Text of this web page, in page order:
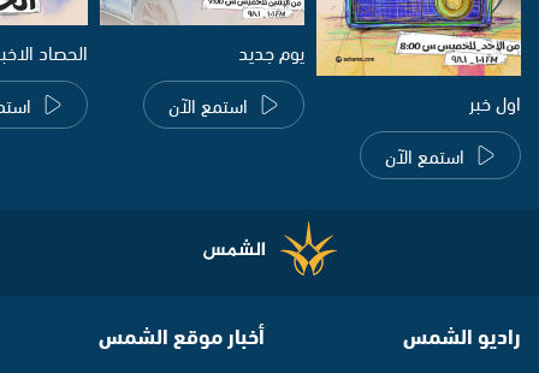
اول خبر
استمع الآن
يوم جديد
استمع الآن
الحصاد
راديو الشمس أخبار موقع الشمس